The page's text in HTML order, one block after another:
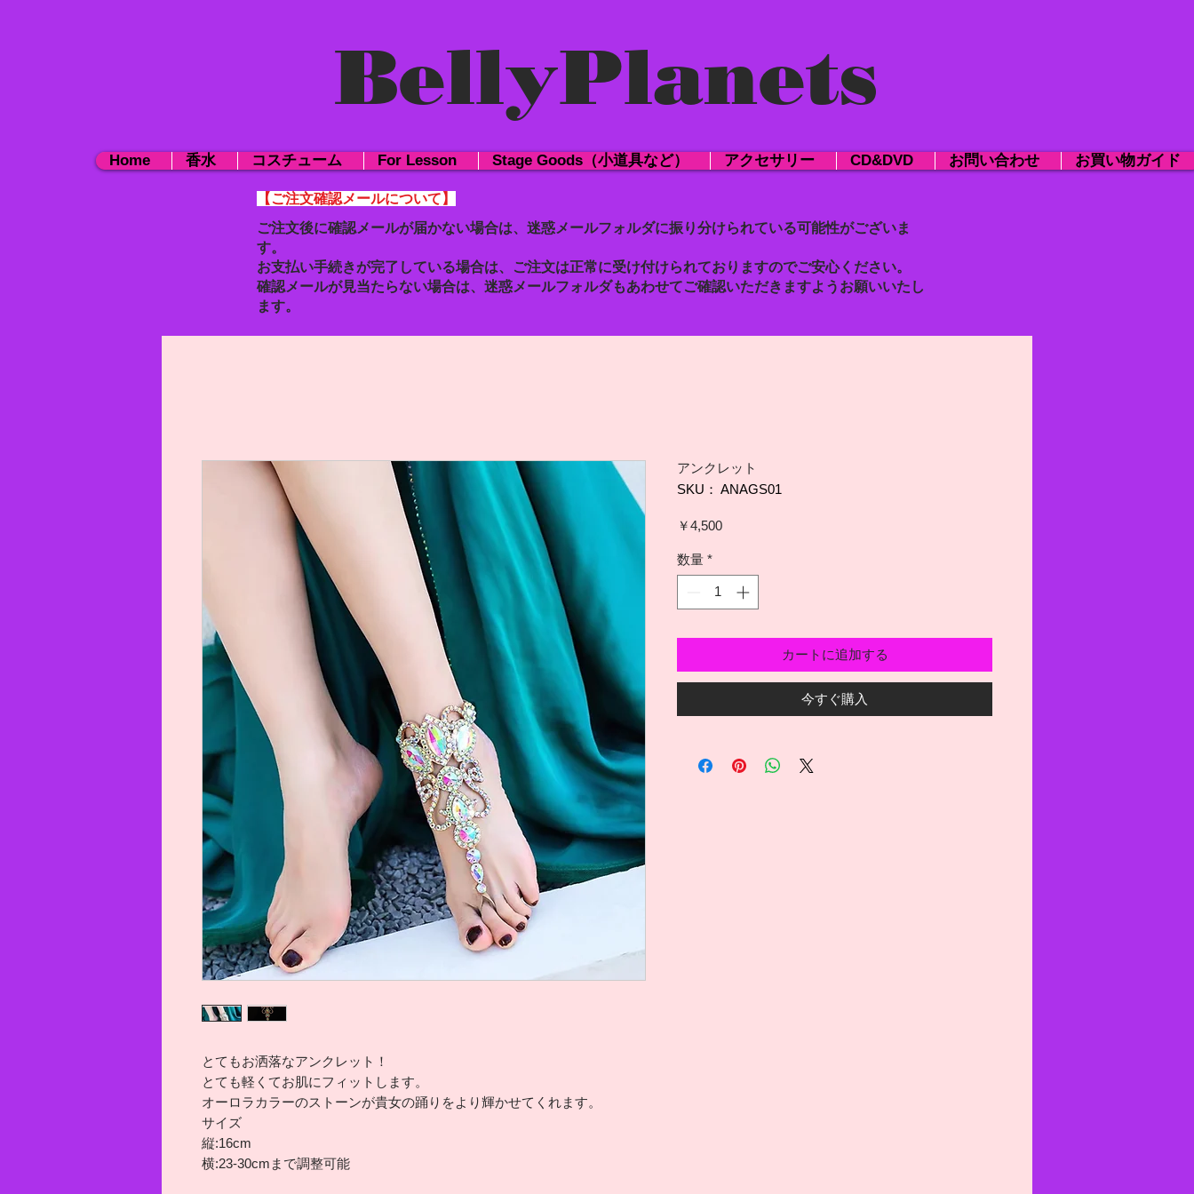
BellyPlanets
Home 香水 コスチューム For Lesson Stage Goods（小道具など） アクセサリー CD&DVD お問い合わせ お買い物ガイド
【ご注文確認メールについて】
ご注文後に確認メールが届かない場合は、迷惑メールフォルダに振り分けられている可能性がございま
す。
お支払い手続きが完了している場合は、ご注文は正常に受け付けられておりますのでご安心ください。
確認メールが見当たらない場合は、迷惑メールフォルダもあわせてご確認いただきますようお願いいたし
ます。
とてもお洒落なアンクレット！
とても軽くてお肌にフィットします。
オーロラカラーのストーンが貴女の踊りをより輝かせてくれます。
サイズ
縦:16cm
横:23-30cmまで調整可能
アンクレット
SKU： ANAGS01
￥4,500価
数量 *
カートに追加する
今すぐ購入